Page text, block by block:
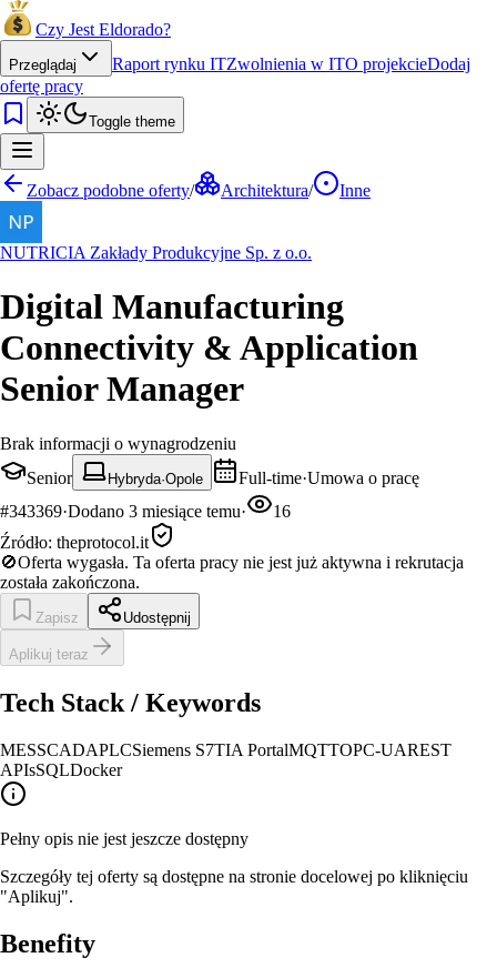
Czy Jest Eldorado?
Przeglądaj Raport rynku ITZwolnienia w ITO projekcieDodaj
ofertę pracy
Toggle theme
Zobacz podobne oferty/ Architektura/ Inne
NUTRICIA Zakłady Produkcyjne Sp. z o.o.
Digital Manufacturing
Connectivity & Application
Senior Manager
Brak informacji o wynagrodzeniu
Senior
Hybryda·Opole Full-time·Umowa o pracę
#343369·Dodano 3 miesiące temu·
16
Źródło: theprotocol.it
🚫Oferta wygasła. Ta oferta pracy nie jest już aktywna i rekrutacja
została zakończona.
Zapisz Udostępnij
Aplikuj teraz
Tech Stack / Keywords
MESSCADAPLCSiemens S7TIA PortalMQTTOPC-UAREST
APIsSQLDocker
Pełny opis nie jest jeszcze dostępny
Szczegóły tej oferty są dostępne na stronie docelowej po kliknięciu
"Aplikuj".
Benefity